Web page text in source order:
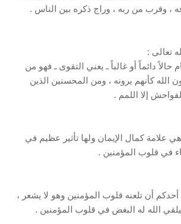
، وقرب من ربه ، وراج ذكره بين الناس .
تعالى :
دائماً أو غالباً ـ يعني التقوى ـ فهو من
الله كأنهم يرونه ، ومن المحسنين الذين
إلا اللمم .
علامة كمال الإيمان ولها تأثير عظيم في
في قلوب المؤمنين .
أحدكم أن تلعنه قلوب المؤمنين وهو لا يشعر ،
الله له البغض في قلوب المؤمنين .